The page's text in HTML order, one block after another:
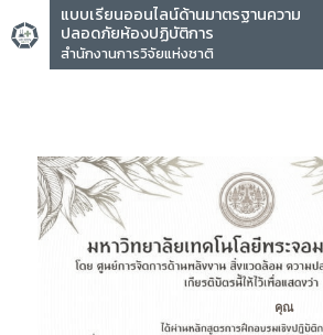
แบบเรียนออนไลน์ด้านมาตรฐานความ
ปลอดภัยห้องปฏิบัติการ
สำนักงานการวิจัยแห่งชาติ
คุณ